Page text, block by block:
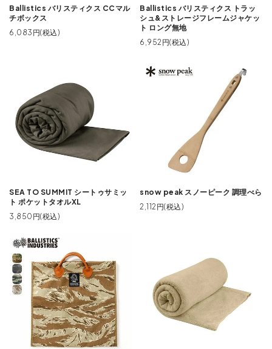
Ballistics バリスティクス CCマル
チボックス
6,083円(税込)
Ballistics バリスティクス トラッ
シュ&ストレージフレームジャケッ
ト ロング無地
6,952円(税込)
SEA TO SUMMIT シートゥサミッ
ト ポケットタオルXL
3,850円(税込)
snow peak スノーピーク 調理べら
2,112円(税込)